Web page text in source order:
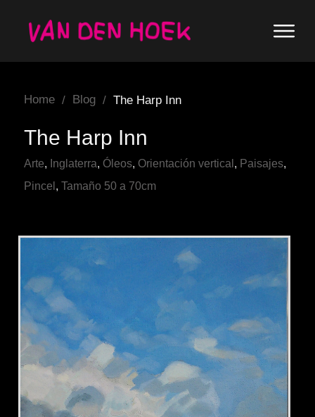
Home / Blog / The Harp Inn
The Harp Inn
Arte, Inglaterra, Óleos, Orientación vertical , Paisajes,
Pincel , Tamaño 50 a 70cm